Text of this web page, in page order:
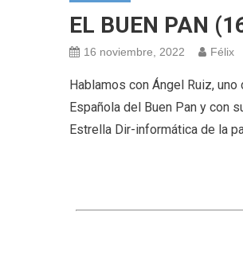
EL BUEN PAN
16 noviembre, 2022 Félix
Hablamos con Ángel Ruiz,
Española del Buen Pan y con
Estrella Dir-informática de la